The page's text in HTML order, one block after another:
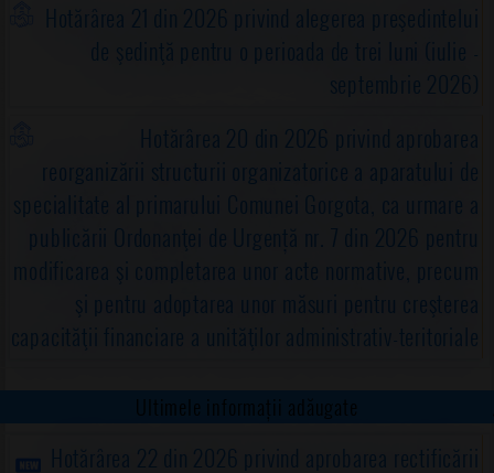
Hotărârea 21 din 2026 privind alegerea preşedintelui
de şedinţă pentru o perioada de trei luni (iulie -
septembrie 2026)
Hotărârea 20 din 2026 privind aprobarea
reorganizării structurii organizatorice a aparatului de
specialitate al primarului Comunei Gorgota, ca urmare a
publicării Ordonanţei de Urgență nr. 7 din 2026 pentru
modificarea şi completarea unor acte normative, precum
şi pentru adoptarea unor măsuri pentru creşterea
capacităţii financiare a unităţilor administrativ-teritoriale
Ultimele informații adăugate
Hotărârea 22 din 2026 privind aprobarea rectificării